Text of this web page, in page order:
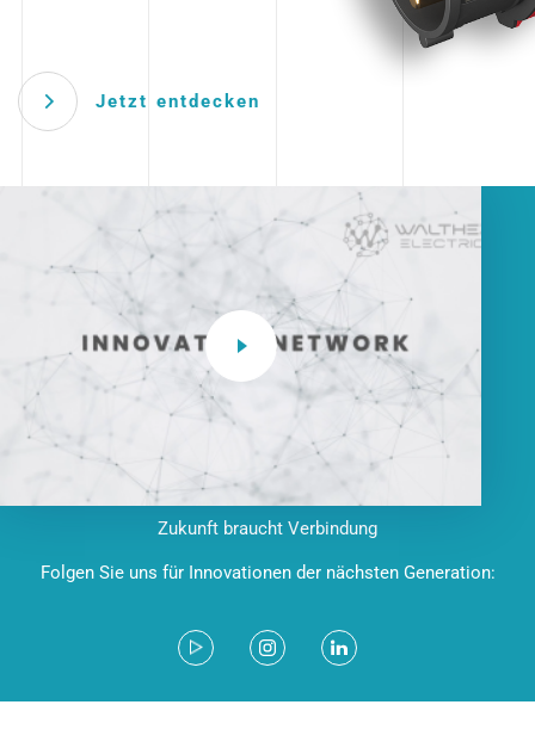
Jetzt entdecken
Zukunft braucht Verbindung
Folgen Sie uns für Innovationen der nächsten Generation: